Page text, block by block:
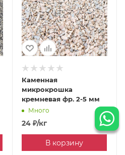
Каменная
микрокрошка
кремневая фр. 2-5 мм
Много
24₽/кг
В корзину